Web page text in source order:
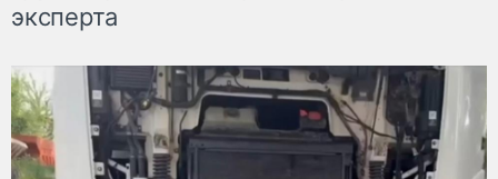
эксперта